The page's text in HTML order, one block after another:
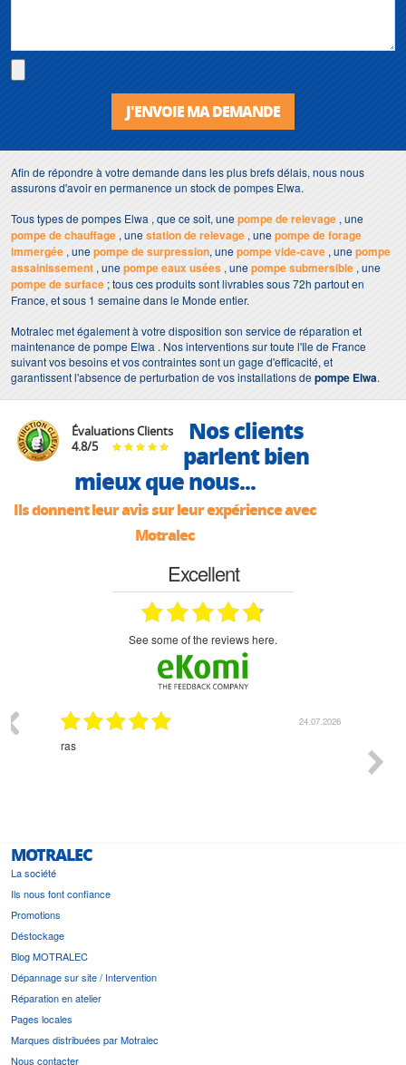
J'ENVOIE MA DEMANDE
Afin de répondre à votre demande dans les plus brefs délais, nous nous
assurons d'avoir en permanence un stock de pompes Elwa.
Tous types de pompes Elwa , que ce soit, unepompe de relevage , une
pompe de chauffage , unestation de relevage , unepompe de forage
immergée , unepompe de surpression, unepompe vide-cave , unepompe
assainissement , unepompe eaux usées , unepompe submersible , une
pompe de surface ; tous ces produits sont livrables sous 72h partout en
France, et sous 1 semaine dans le Monde entier.
Motralec met également à votre disposition son service de réparation et
maintenance de pompe Elwa . Nos interventions sur toute l'Ile de France
suivant vos besoins et vos contraintes sont un gage d'efficacité, et
garantissent l'absence de perturbation de vos installations depompe Elwa.
Évaluations Clients
4.8/5
Nos clients
parlent bien
mieux que nous...
Ils donnent leur avis sur leur expérience avec
Motralec
Excellent
see some of the reviews here.
24.07.2026
ras
MOTRALEC
La société
Ils nous font confiance
Promotions
Déstockage
Blog MOTRALEC
Dépannage sur site / Intervention
Réparation en atelier
Pages locales
Marques distribuées par Motralec
Nous contacter